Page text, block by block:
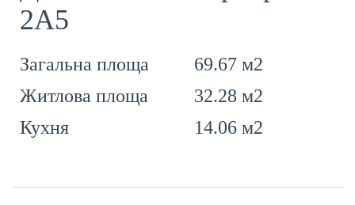
2А5
Загальна площа
69.67 м2
Житлова площа
32.28 м2
Кухня
14.06 м2